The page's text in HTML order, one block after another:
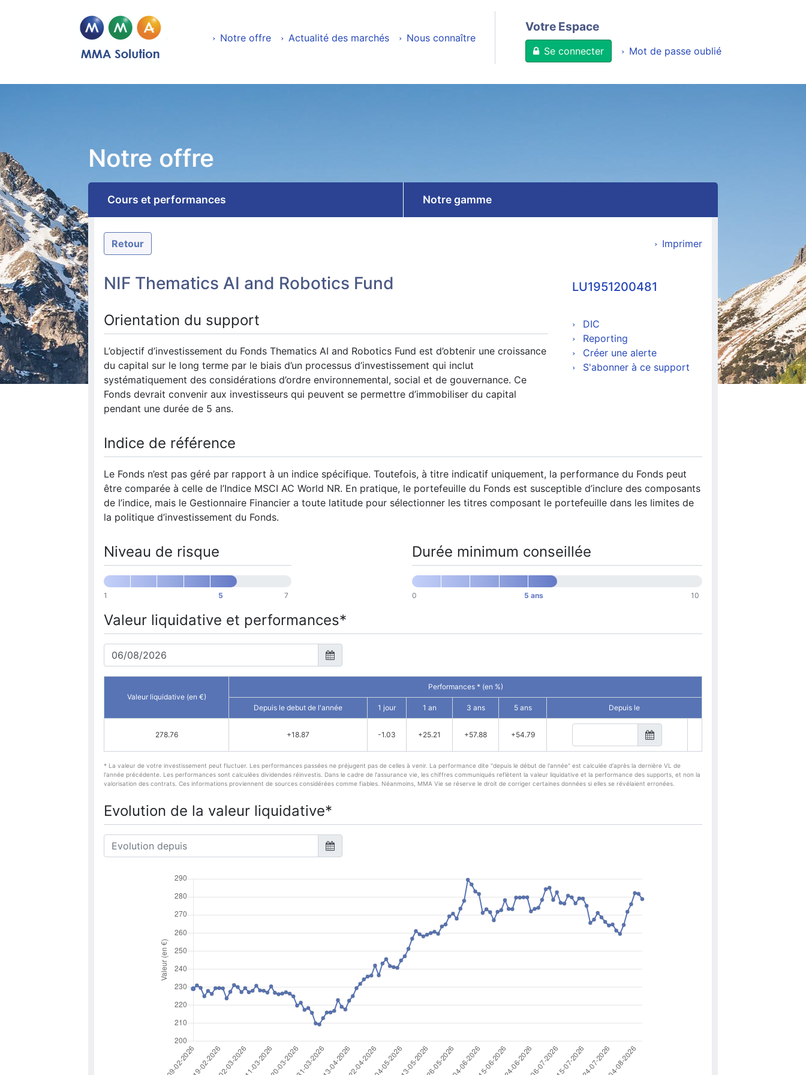
Notre offre Actualité des marchés Nous connaître
Votre Espace
Se connecter Mot de passe oublié
Notre offre
Cours et performances Notre gamme
Retour Imprimer
NIF Thematics AI and Robotics Fund
Orientation du support
L’objectif d’investissement du Fonds Thematics AI and Robotics Fund est d’obtenir une croissance
du capital sur le long terme par le biais d’un processus d’investissement qui inclut
systématiquement des considérations d’ordre environnemental, social et de gouvernance. Ce
Fonds devrait convenir aux investisseurs qui peuvent se permettre d’immobiliser du capital
pendant une durée de 5 ans.
LU1951200481
DIC
Reporting
Créer une alerte
S'abonner à ce support
Indice de référence
Le Fonds n’est pas géré par rapport à un indice spécifique. Toutefois, à titre indicatif uniquement, la performance du Fonds peut
être comparée à celle de l’Indice MSCI AC World NR. En pratique, le portefeuille du Fonds est susceptible d’inclure des composants
de l’indice, mais le Gestionnaire Financier a toute latitude pour sélectionner les titres composant le portefeuille dans les limites de
la politique d’investissement du Fonds.
Niveau de risque
1 5 7
Durée minimum conseillée
0 5 ans 10
Valeur liquidative et performances*
Valeur liquidative (en €)
Performances * (en %)
Depuis le debut de l'année 1 jour 1 an 3 ans 5 ans Depuis le
278.76 +18.87 -1.03 +25.21 +57.88 +54.79
* La valeur de votre investissement peut fluctuer. Les performances passées ne préjugent pas de celles à venir. La performance dite "depuis le début de l'année" est calculée d'après la dernière VL de
l'année précédente. Les performances sont calculées dividendes réinvestis. Dans le cadre de l'assurance vie, les chiffres communiqués reflètent la valeur liquidative et la performance des supports, et non la
valorisation des contrats. Ces informations proviennent de sources considérées comme fiables. Néanmoins, MMA Vie se réserve le droit de corriger certaines données si elles se révélaient erronées.
Evolution de la valeur liquidative*